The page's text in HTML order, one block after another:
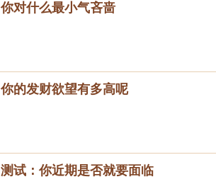
你对什么最小气吝啬
你的发财欲望有多高呢
测试：你近期是否就要面临